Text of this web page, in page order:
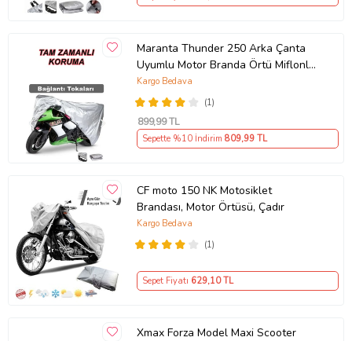
Maranta Thunder 250 Arka Çanta
Uyumlu Motor Branda Örtü Miflonlu
Premium 4 Mevsim Koruma Gri
(1)
Kargo Bedava
899,99 TL
Sepette %10 İndirim 809,99 TL
CF moto 150 NK Motosiklet
Brandası, Motor Örtüsü, Çadır
(1)
Kargo Bedava
Sepet Fiyatı 629,10 TL
Xmax Forza Model Maxi Scooter